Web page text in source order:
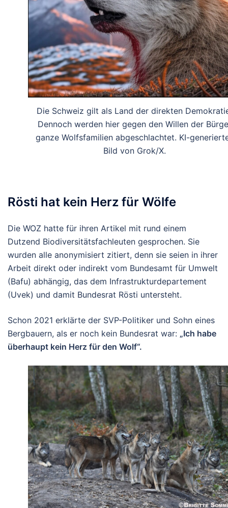
Die Schweiz gilt als Land der direkten
Dennoch werden hier gegen den Willen der
ganze Wolfsfamilien abgeschlachtet. KI-
Bild von Grok/X.
Rösti hat kein Herz für Wölfe
Die WOZ hatte für ihren Artikel mit rund einem
Dutzend Biodiversitätsfachleuten gesprochen. Sie
wurden alle anonymisiert zitiert, denn sie seien in ihrer
Arbeit direkt oder indirekt vom Bundesamt für Umwelt
(Bafu) abhängig, das dem Infrastrukturdepartement
(Uvek) und damit Bundesrat Rösti untersteht.
Schon 2021 erklärte der SVP-Politiker und Sohn eines
Bergbauern, als er noch kein Bundesrat war: „Ich habe
überhaupt kein Herz für den Wolf“.